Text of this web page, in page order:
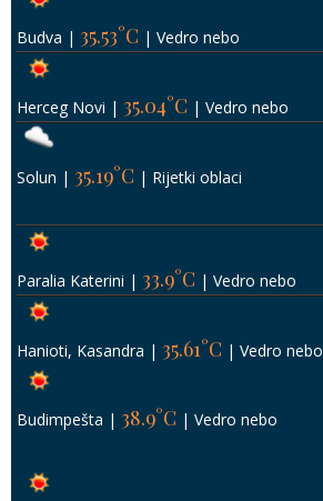
Budva | 35.53°C | Vedro nebo
Herceg Novi | 35.04°C | Vedro nebo
Solun | 35.19°C | Rijetki oblaci
Paralia Katerini | 33.9°C | Vedro nebo
Hanioti, Kasandra | 35.61°C | Vedro nebo
Budimpešta | 38.9°C | Vedro nebo